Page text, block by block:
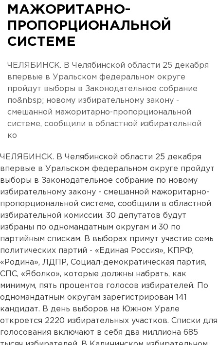
МАЖОРИТАРНО-
ПРОПОРЦИОНАЛЬНОЙ
СИСТЕМЕ
ЧЕЛЯБИНСК. В Челябинской области 25 декабря
впервые в Уральском федеральном округе
пройдут выборы в Законодательное собрание
по&nbsp; новому избирательному закону -
смешанной мажоритарно-пропорциональной
системе, сообщили в областной избирательной
ко
ЧЕЛЯБИНСК. В Челябинской области 25 декабря
впервые в Уральском федеральном округе пройдут
выборы в Законодательное собрание по новому
избирательному закону - смешанной мажоритарно-
пропорциональной системе, сообщили в областной
избирательной комиссии. 30 депутатов будут
избраны по одномандатным округам и 30 по
партийным спискам. В выборах примут участие семь
политических партий - «Единая Россия», КПРФ,
«Родина», ЛДПР, Социал-демократическая партия,
СПС, «Яболко», которые должны набрать, как
минимум, пять процентов голосов избирателей. По
одномандатным округам зарегистрирован 141
кандидат. В день выборов на Южном Урале
откроется 2220 избирательных участков. Списки для
голосования включают в себя два миллиона 685